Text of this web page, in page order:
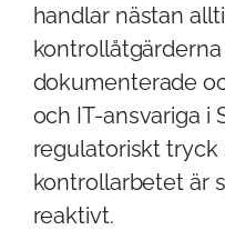
handlar nästan
dokumenterade
och IT-ansvariga i
regulatoriskt tryck
kontrollarbetet är
reaktivt.